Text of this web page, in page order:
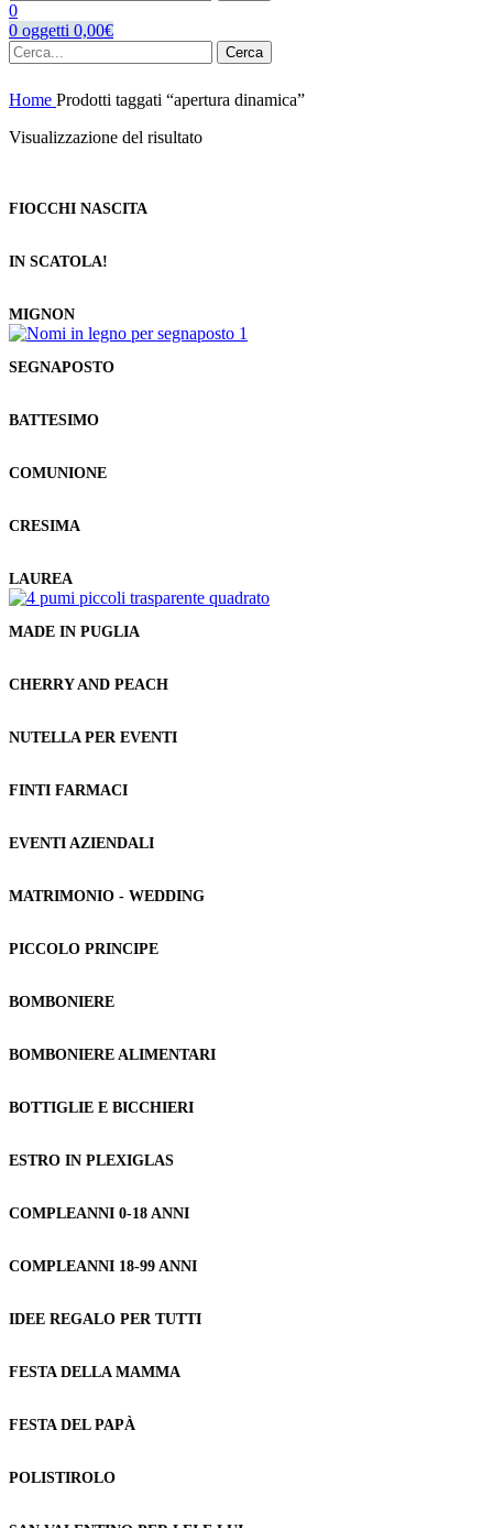
0
0 oggetti 0,00€
Cerca
Home Prodotti taggati “apertura dinamica”
Visualizzazione del risultato
FIOCCHI NASCITA
IN SCATOLA!
MIGNON
SEGNAPOSTO
BATTESIMO
COMUNIONE
CRESIMA
LAUREA
MADE IN PUGLIA
CHERRY AND PEACH
NUTELLA PER EVENTI
FINTI FARMACI
EVENTI AZIENDALI
MATRIMONIO - WEDDING
PICCOLO PRINCIPE
BOMBONIERE
BOMBONIERE ALIMENTARI
BOTTIGLIE E BICCHIERI
ESTRO IN PLEXIGLAS
COMPLEANNI 0-18 ANNI
COMPLEANNI 18-99 ANNI
IDEE REGALO PER TUTTI
FESTA DELLA MAMMA
FESTA DEL PAPÀ
POLISTIROLO